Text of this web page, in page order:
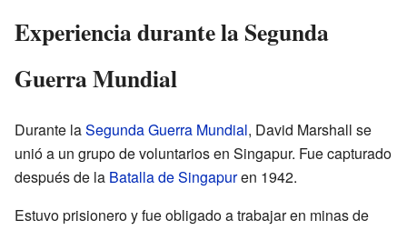
Experiencia durante la Segunda
Guerra Mundial
Durante laSegunda Guerra Mundial, David Marshall se
unió a un grupo de voluntarios en Singapur. Fue capturado
después de la Batalla de Singapuren 1942.
Estuvo prisionero y fue obligado a trabajar en minas de